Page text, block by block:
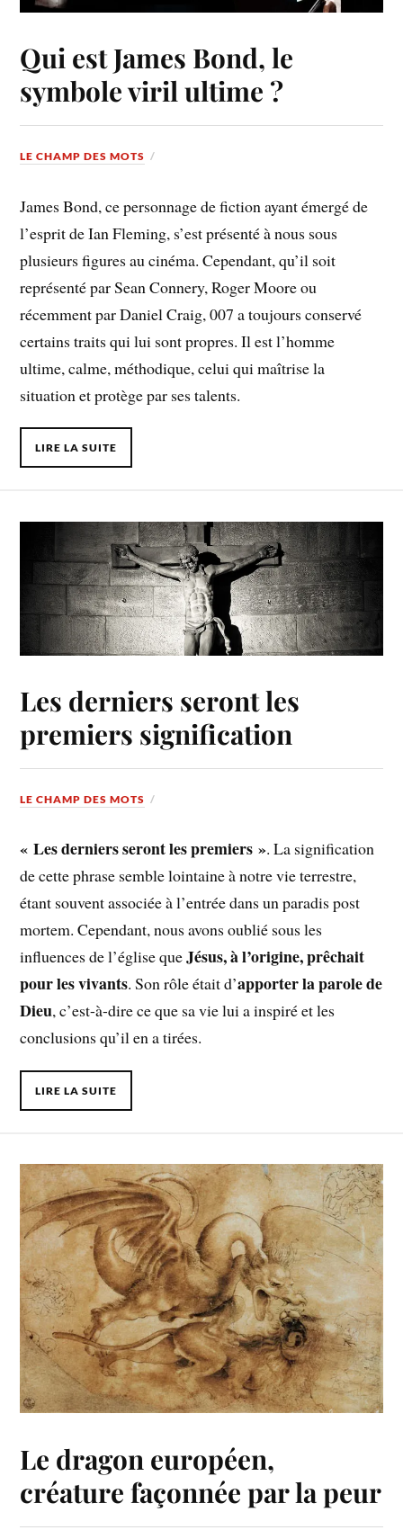
Qui est James Bond, le
symbole viril ultime ?
LE CHAMP DES MOTS
James Bond, ce personnage de fiction ayant émergé de
l’esprit de Ian Fleming, s’est présenté à nous sous
plusieurs figures au cinéma. Cependant, qu’il soit
représenté par Sean Connery, Roger Moore ou
récemment par Daniel Craig, 007 a toujours conservé
certains traits qui lui sont propres. Il est l’homme
ultime, calme, méthodique, celui qui maîtrise la
situation et protège par ses talents.
LIRE LA SUITE
Les derniers seront les
premiers signification
LE CHAMP DES MOTS
« Les derniers seront les premiers ». La signification
de cette phrase semble lointaine à notre vie terrestre,
étant souvent associée à l’entrée dans un paradis post
mortem. Cependant, nous avons oublié sous les
influences de l’église queJésus, à l’origine, prêchait
pour les vivants. Son rôle était d’apporter la parole de
Dieu, c’est-à-dire ce que sa vie lui a inspiré et les
conclusions qu’il en a tirées.
LIRE LA SUITE
Le dragon européen,
créature façonnée par la peur